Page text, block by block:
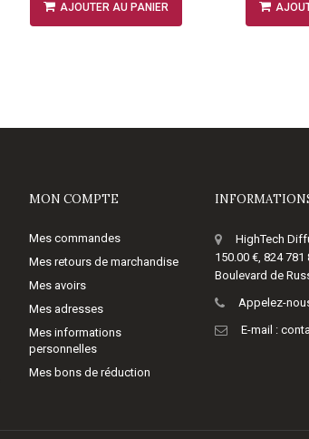
AJOUTER AU PANIER
MON COMPTE
Mes commandes
Mes retours de marchandise
Mes avoirs
Mes adresses
Mes informations
personnelles
Mes bons de réduction
HighTech
150.00 €, 824 781
Boulevard de
Appelez-
E-mail :